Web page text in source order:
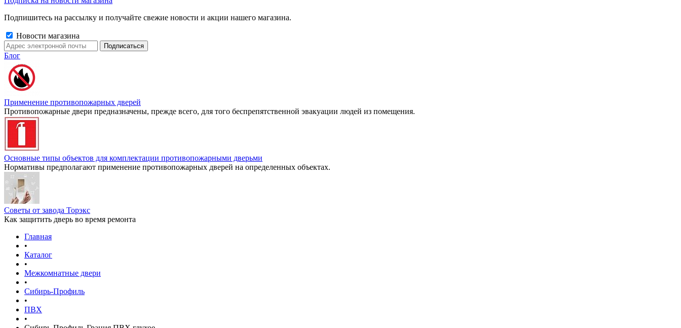
Подпишитесь на рассылку и получайте свежие новости и акции нашего магазина.
Новости магазина
Блог
Применение противопожарных дверей
Противопожарные двери предназначены, прежде всего, для того беспрепятственной эвакуации людей из помещения.
Основные типы объектов для комплектации противопожарными дверьми
Нормативы предполагают применение противопожарных дверей на определенных объектах.
Советы от завода Торэкс
Как защитить дверь во время ремонта
Главная
•
Каталог
•
Межкомнатные двери
•
Сибирь-Профиль
•
ПВХ
•